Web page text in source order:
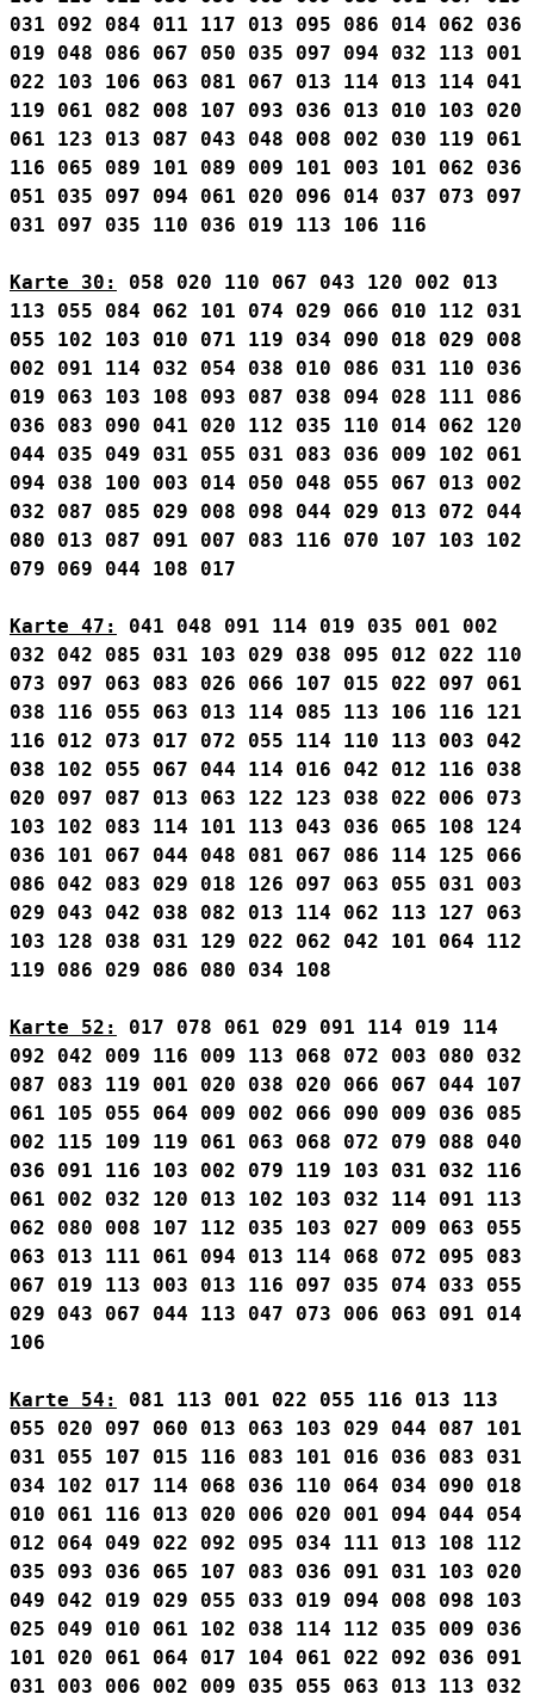
031
092 084 011 117 013 095 086 014 062
036
019
048 086 067 050 035 097 094 032 113
001
022
103 106 063 081 067 013 114 013 114
041
119
061 082 008 107 093 036 013 010 103
020
061
123 013 087 043 048 008 002 030 119
061
116
065 089 101 089 009 101 003 101 062
036
051
035 097 094 061 020 096 014 037 073
097
031
097 035 110 036 019 113 106 116
Karte 30: 058 020 110 067 043 120 002
013
113
055 084 062 101 074 029 066 010 112
031
055
102 103 010 071 119 034 090 018 029
008
002
091 114 032 054 038 010 086 031 110
036
019
063 103 108 093 087 038 094 028 111
086
036
083 090 041 020 112 035 110 014 062
120
044
035 049 031 055 031 083 036 009 102
061
094
038 100 003 014 050 048 055 067 013
002
032
087 085 029 008 098 044 029 013 072
044
080
013 087 091 007 083 116 070 107 103
102
079
069 044 108 017
Karte 47: 041 048 091 114 019 035 001
002
032
042 085 031 103 029 038 095 012 022
110
073
097 063 083 026 066 107 015 022 097
061
038
116 055 063 013 114 085 113 106 116
121
116
012 073 017 072 055 114 110 113 003
042
038
102 055 067 044 114 016 042 012 116
038
020
097 087 013 063 122 123 038 022 006
073
103
102 083 114 101 113 043 036 065 108
124
036
101 067 044 048 081 067 086 114 125
066
086
042 083 029 018 126 097 063 055 031
003
029
043 042 038 082 013 114 062 113 127
063
103
128 038 031 129 022 062 042 101 064
112
119
086 029 086 080 034 108
Karte 52: 017 078 061 029 091 114 019
114
092
042 009 116 009 113 068 072 003 080
032
087
083 119 001 020 038 020 066 067 044
107
061
105 055 064 009 002 066 090 009 036
085
002
115 109 119 061 063 068 072 079 088
040
036
091 116 103 002 079 119 103 031 032
116
061
002 032 120 013 102 103 032 114 091
113
062
080 008 107 112 035 103 027 009 063
055
063
013 111 061 094 013 114 068 072 095
083
067
019 113 003 013 116 097 035 074 033
055
029
043 067 044 113 047 073 006 063 091
014
106
Karte 54: 081 113 001 022 055 116 013
113
055
020 097 060 013 063 103 029 044 087
101
031
055 107 015 116 083 101 016 036 083
031
034
102 017 114 068 036 110 064 034 090
018
010
061 116 013 020 006 020 001 094 044
054
012
064 049 022 092 095 034 111 013 108
112
035
093 036 065 107 083 036 091 031 103
020
049
042 019 029 055 033 019 094 008 098
103
025
049 010 061 102 038 114 112 035 009
036
101
020 061 064 017 104 061 022 092 036
091
031
003 006 002 009 035 055 063 013 113
032